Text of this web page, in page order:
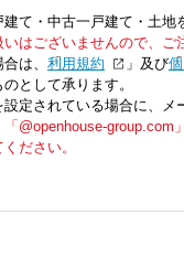
て・中古一戸建て・土地
はございませんので、ご
は、「利用規約 」及び「
として承ります。
設定されている場合に、メ
「@openhouse-
ださい。